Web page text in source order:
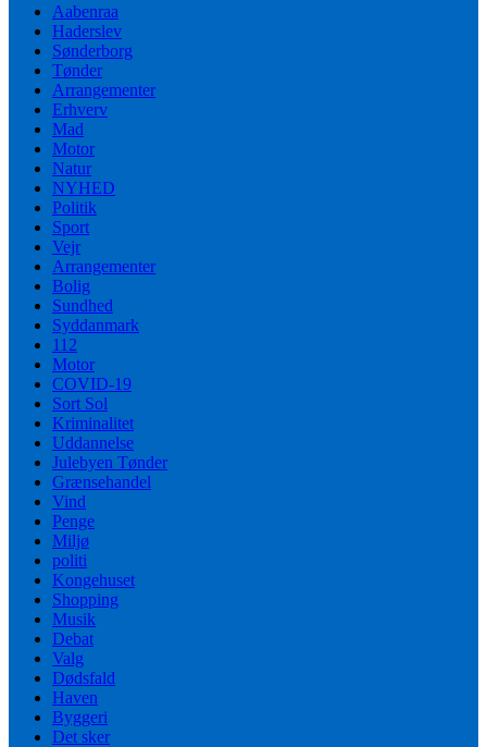
Aabenraa
Haderslev
Sønderborg
Tønder
Arrangementer
Erhverv
Mad
Motor
Natur
NYHED
Politik
Sport
Vejr
Arrangementer
Bolig
Sundhed
Syddanmark
112
Motor
COVID-19
Sort Sol
Kriminalitet
Uddannelse
Julebyen Tønder
Grænsehandel
Vind
Penge
Miljø
politi
Kongehuset
Shopping
Musik
Debat
Valg
Dødsfald
Haven
Byggeri
Det sker